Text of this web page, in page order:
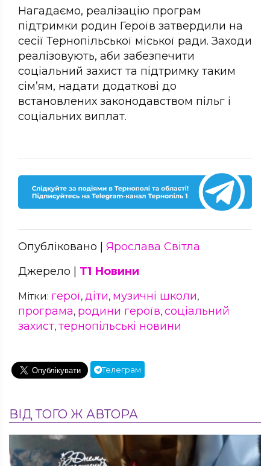
Нагадаємо, реалізацію програм
підтримки родин Героїв затвердили на
сесії Тернопільської міської ради. Заходи
реалізовують, аби забезпечити
соціальний захист та підтримку таким
сім’ям, надати додаткові до
встановлених законодавством пільг і
соціальних виплат.
Опубліковано | Ярослава Світла
Джерело | Т1 Новини
Мітки: герої, діти, музичні школи,
програма, родини героїв, соціальний
захист, тернопільські новини
Телеграм
ВІД ТОГО Ж АВТОРА